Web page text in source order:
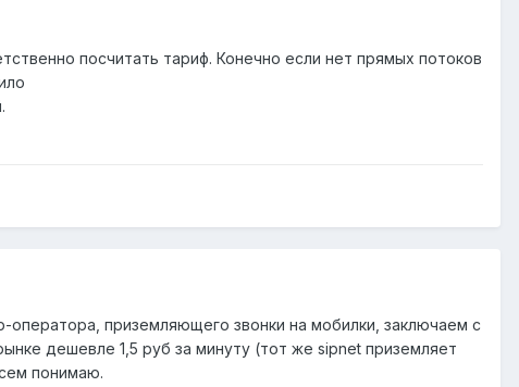
посчитать тариф. Конечно если нет прямых потоков
приземляющего звонки на мобилки, заключаем с
дешевле 1,5 руб за минуту (тот же sipnet приземляет
понимаю.